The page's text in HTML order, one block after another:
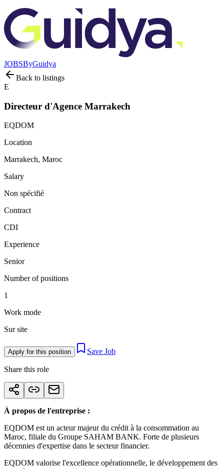
JOBSByGuidya
Back to listings
E
Directeur d'Agence Marrakech
EQDOM
Location
Marrakech, Maroc
Salary
Non spécifié
Contract
CDI
Experience
Senior
Number of positions
1
Work mode
Sur site
Apply for this position Save Job
Share this role
À propos de l'entreprise :
EQDOM est un acteur majeur du crédit à la consommation au
Maroc, filiale du Groupe SAHAM BANK. Forte de plusieurs
décennies d'expertise dans le secteur financier.
EQDOM valorise l'excellence opérationnelle, le développement des